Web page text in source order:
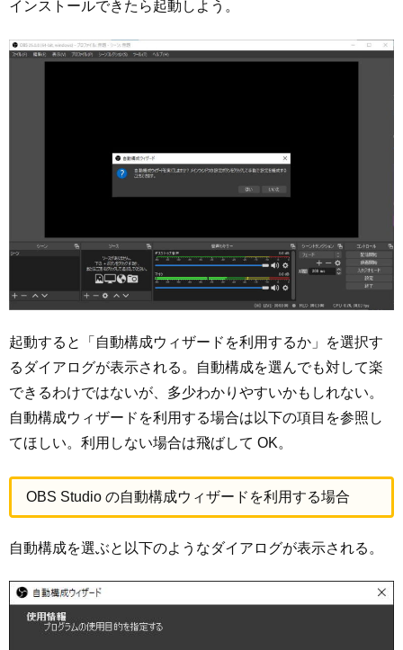
インストールできたら起動しよう。
起動すると「自動構成ウィザードを利用するか」を選択す
るダイアログが表示される。自動構成を選んでも対して楽
できるわけではないが、多少わかりやすいかもしれない。
自動構成ウィザードを利用する場合は以下の項目を参照し
てほしい。利用しない場合は飛ばして OK。
OBS Studio の自動構成ウィザードを利用する場合
自動構成を選ぶと以下のようなダイアログが表示される。